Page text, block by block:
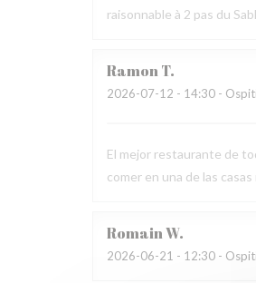
raisonnable à 2 pas du
RamonT
2026-07-12 - 14:30 -
El mejor restaurante de
comer en una de las
RomainW
2026-06-21 - 12:30 -